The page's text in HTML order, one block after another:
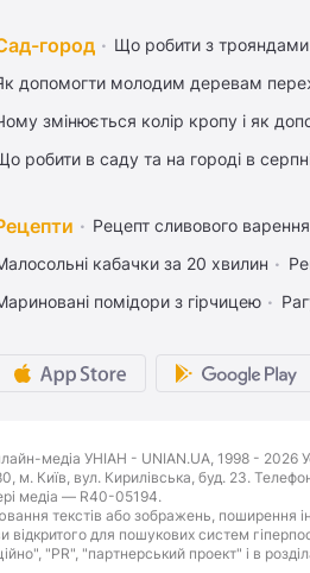
город Що робити з трояндами
допомогти молодим деревам
змінюється колір кропу і як
робити в саду та на городі в
Рецепт сливового
кабачки за 20 хвилин
помідори з гірчицею
медіа УНІАН - UNIAN.UA, 1998 - 2026
м. Київ, вул. Кирилівська, буд. 23.
медіа — R40-05194.
текстів або зображень, поширення
відкритого для пошукових систем
"PR", "партнерський проект" і в